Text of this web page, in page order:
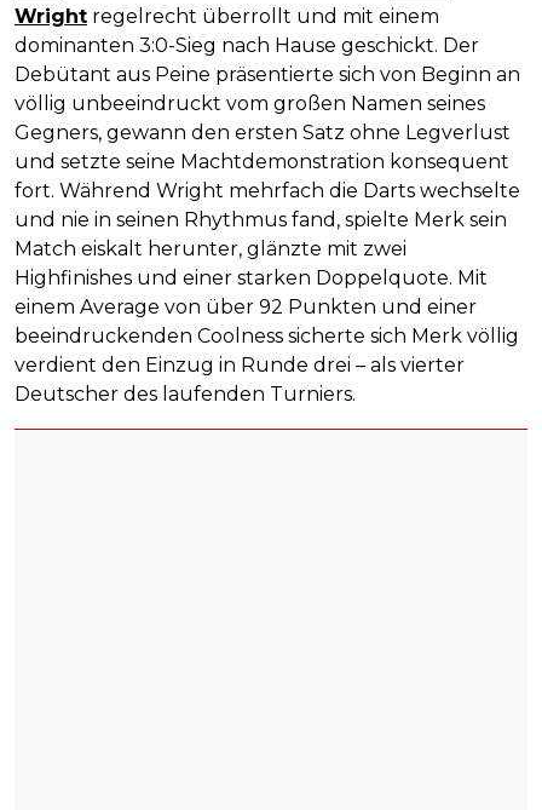
Wright regelrecht überrollt und mit einem
dominanten 3:0-Sieg nach Hause geschickt. Der
Debütant aus Peine präsentierte sich von Beginn an
völlig unbeeindruckt vom großen Namen seines
Gegners, gewann den ersten Satz ohne Legverlust
und setzte seine Machtdemonstration konsequent
fort. Während Wright mehrfach die Darts wechselte
und nie in seinen Rhythmus fand, spielte Merk sein
Match eiskalt herunter, glänzte mit zwei
Highfinishes und einer starken Doppelquote. Mit
einem Average von über 92 Punkten und einer
beeindruckenden Coolness sicherte sich Merk völlig
verdient den Einzug in Runde drei – als vierter
Deutscher des laufenden Turniers.